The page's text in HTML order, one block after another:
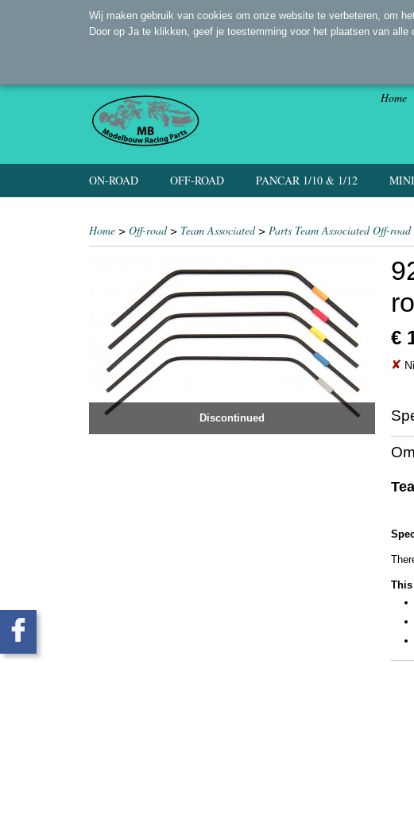
Home
ON-ROAD OFF-ROAD PANCAR 1/10 & 1/12
Home > Off-road> Team Associated> Parts Team Associated Off-road
Discontinued
€
✘
Wij maken gebruik van cookies om onze website te verbeteren, om
Door op Ja te klikken, geef je toestemming voor het plaatsen van